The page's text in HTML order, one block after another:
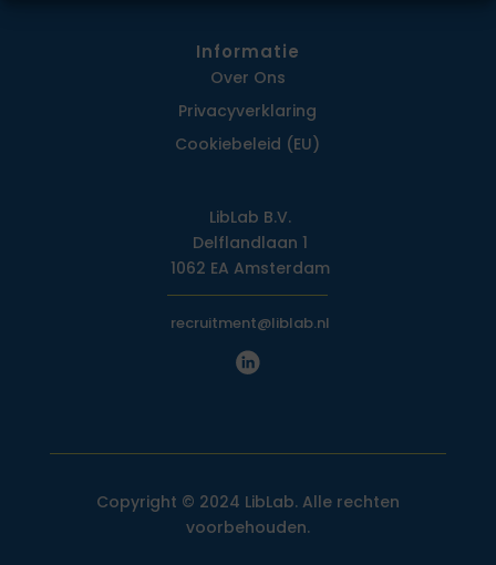
Informatie
Over Ons
Privacy­verklaring
Cookiebeleid (EU)
LibLab B.V.
Delflandlaan 1
1062 EA Amsterdam
recruitment@liblab.nl
Copyright © 2024 LibLab. Alle rechten
voorbehouden.